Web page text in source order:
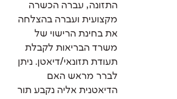
התזונה, עברה הכשרה
מקצועית ועברה בהצלחה
את בחינת הרישוי של
משרד הבריאות לקבלת
תעודת תזונאי/דיאטן. ניתן
לברר מראש האם
הדיאטנית אליה נקבע תור